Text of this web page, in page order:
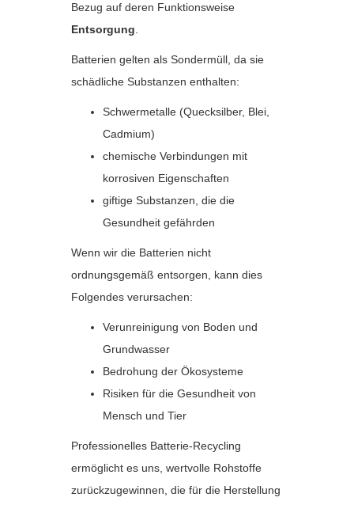
Bezug auf deren Funktionsweise
Entsorgung
Batterien gelten als Sondermüll, da sie
schädliche Substanzen enthalten:
Schwermetalle (Quecksilber, Blei,
Cadmium)
chemische Verbindungen mit
korrosiven Eigenschaften
giftige Substanzen, die die
Gesundheit gefährden
Wenn wir die Batterien nicht
ordnungsgemäß entsorgen, kann dies
Folgendes verursachen:
Verunreinigung von Boden und
Grundwasser
Bedrohung der Ökosysteme
Risiken für die Gesundheit von
Mensch und Tier
Professionelles Batterie-Recycling
ermöglicht es uns, wertvolle Rohstoffe
zurückzugewinnen, die für die Herstellung